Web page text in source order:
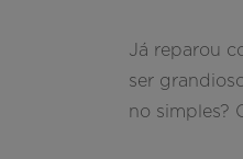
Já reparou
ser
no simples?